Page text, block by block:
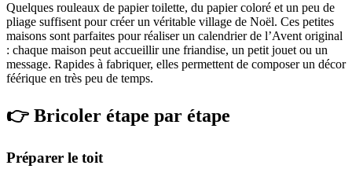
Quelques rouleaux de papier toilette, du papier coloré et un peu de
pliage suffisent pour créer un véritable village de Noël. Ces petites
maisons sont parfaites pour réaliser un calendrier de l’Avent original
: chaque maison peut accueillir une friandise, un petit jouet ou un
message. Rapides à fabriquer, elles permettent de composer un décor
féérique en très peu de temps.
👉 Bricoler étape par étape
Préparer le toit